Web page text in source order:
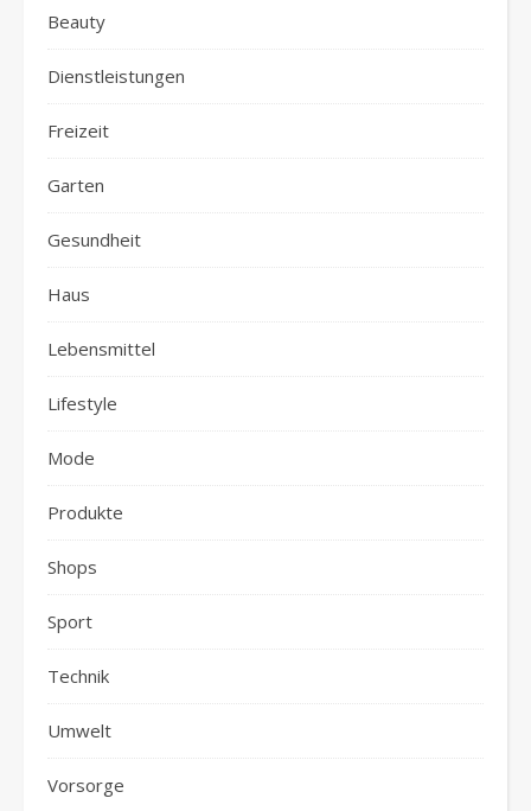
Beauty
Dienstleistungen
Freizeit
Garten
Gesundheit
Haus
Lebensmittel
Lifestyle
Mode
Produkte
Shops
Sport
Technik
Umwelt
Vorsorge